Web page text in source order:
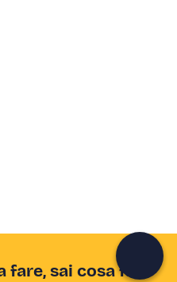
sai cosa fare